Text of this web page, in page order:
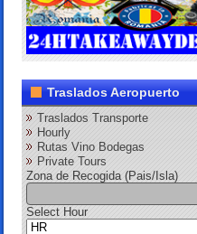
Traslados Aeropuerto
Traslados Transporte
Hourly
Rutas Vino Bodegas
Private Tours
Zona de Recogida (Pais/Isla)
Select Hour